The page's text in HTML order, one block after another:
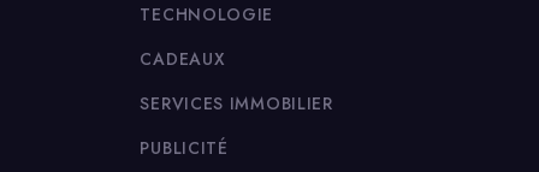
TECHNOLOGIE
CADEAUX
SERVICES IMMOBILIER
PUBLICITÉ